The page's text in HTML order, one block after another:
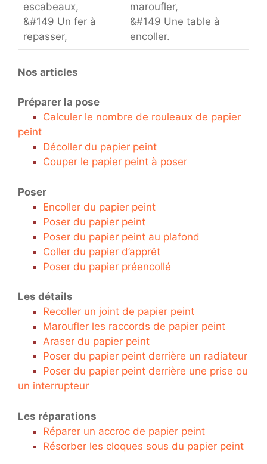
escabeaux,
&#149 Un fer à
repasser,
maroufler,
&#149 Une table à
encoller.
Nos articles
Préparer la pose
Calculer le nombre de rouleaux de papier
peint
Décoller du papier peint
Couper le papier peint à poser
Poser
Encoller du papier peint
Poser du papier peint
Poser du papier peint au plafond
Coller du papier d’apprêt
Poser du papier préencollé
Les détails
Recoller un joint de papier peint
Maroufler les raccords de papier peint
Araser du papier peint
Poser du papier peint derrière un radiateur
Poser du papier peint derrière une prise ou
un interrupteur
Les réparations
Réparer un accroc de papier peint
Résorber les cloques sous du papier peint